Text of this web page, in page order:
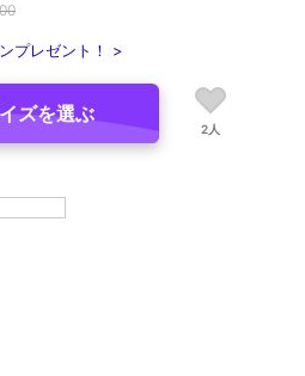
プレゼント！ >
ズを選ぶ
2人